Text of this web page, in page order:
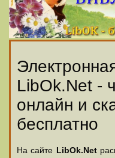
LibOk.Net -
онлайн и
бесплатно
На сайте LibOk.Net